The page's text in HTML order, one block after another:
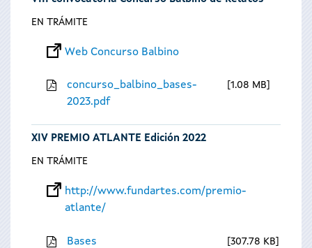
EN TRÁMITE
Web Concurso Balbino
concurso_balbino_bases-
2023.pdf
1.08 MB
XIV PREMIO ATLANTE Edición 2022
EN TRÁMITE
http://www.fundartes.com/premio-
atlante/
Bases
307.78 KB